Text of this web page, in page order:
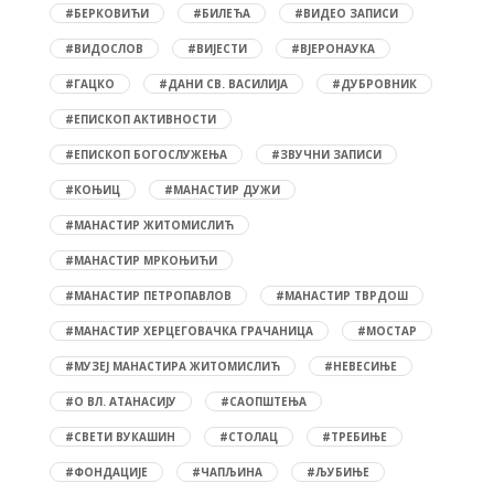
#БЕРКОВИЋИ #БИЛЕЋА #ВИДЕО ЗАПИСИ
#ВИДОСЛОВ #ВИЈЕСТИ #ВЈЕРОНАУКА
#ГАЦКО #ДАНИ СВ. ВАСИЛИЈА #ДУБРОВНИК
#ЕПИСКОП АКТИВНОСТИ
#ЕПИСКОП БОГОСЛУЖЕЊА #ЗВУЧНИ ЗАПИСИ
#КОЊИЦ #МАНАСТИР ДУЖИ
#МАНАСТИР ЖИТОМИСЛИЋ
#МАНАСТИР МРКОЊИЋИ
#МАНАСТИР ПЕТРОПАВЛОВ #МАНАСТИР ТВРДОШ
#МАНАСТИР ХЕРЦЕГОВАЧКА ГРАЧАНИЦА #МОСТАР
#МУЗЕЈ МАНАСТИРА ЖИТОМИСЛИЋ #НЕВЕСИЊЕ
#О ВЛ. АТАНАСИЈУ #САОПШТЕЊА
#СВЕТИ ВУКАШИН #СТОЛАЦ #ТРЕБИЊЕ
#ФОНДАЦИЈЕ #ЧАПЉИНА #ЉУБИЊЕ